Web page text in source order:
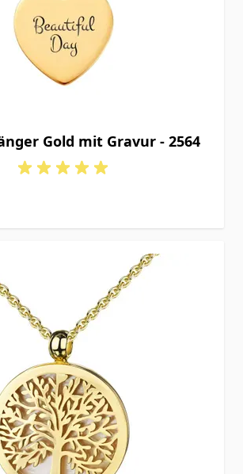
Gold mit Gravur - 2564